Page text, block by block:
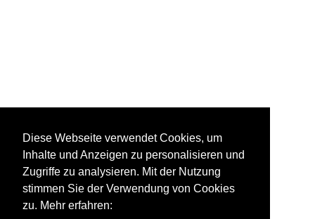
Diese Webseite verwendet Cookies, um
Inhalte und Anzeigen zu personalisieren und
Zugriffe zu analysieren. Mit der Nutzung
stimmen Sie der Verwendung von Cookies
zu. Mehr erfahren: